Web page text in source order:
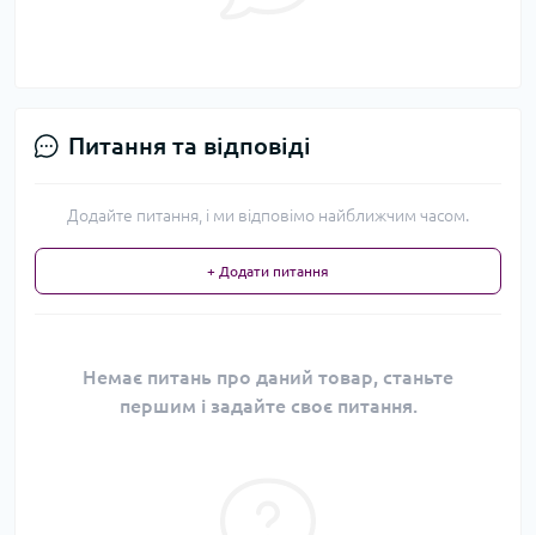
Питання та відповіді
Додайте питання, і ми відповімо найближчим часом.
+ Додати питання
Немає питань про даний товар, станьте
першим і задайте своє питання.